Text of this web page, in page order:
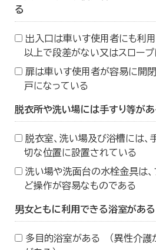
る
出入口は車いす使用者にも利用
以上で段差がない又はスロープ
扉は車いす使用者が容易に開
戸になっている
脱衣所や洗い場には手すり等があ
脱衣室、洗い場及び浴槽には、
切な位置に設置されている
洗い場や洗面台の水栓金具は、
ど操作が容易なものである
男女ともに利用できる浴室がある
多目的浴室がある （異性介護